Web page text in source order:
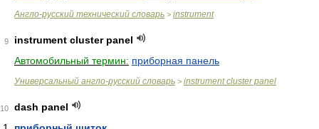
Англо-русский технический словарь > instrument
9
instrument cluster panel
Автомобильный термин: приборная панель
Универсальный англо-русский словарь > instrument cluster panel
10
dash panel